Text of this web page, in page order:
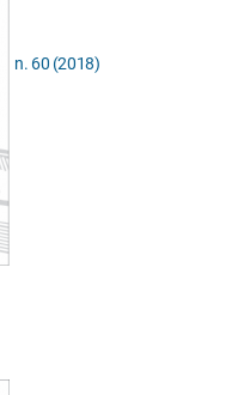
n. 60 (2018)